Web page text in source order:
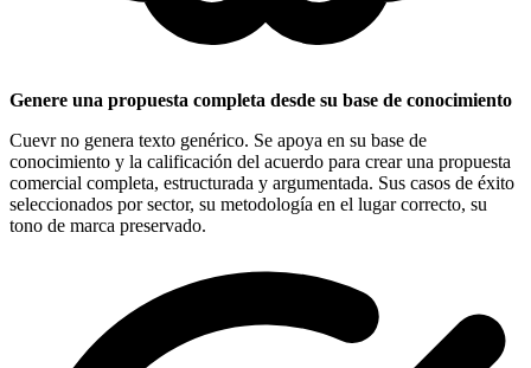
Genere una propuesta completa desde su base de conocimiento
Cuevr no genera texto genérico. Se apoya en su base de
conocimiento y la calificación del acuerdo para crear una propuesta
comercial completa, estructurada y argumentada. Sus casos de éxito
seleccionados por sector, su metodología en el lugar correcto, su
tono de marca preservado.